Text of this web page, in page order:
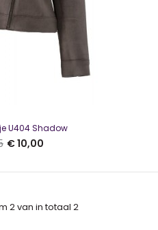
U404 Shadow
U404 Shadow
€ 10,00
2 van in totaal 2